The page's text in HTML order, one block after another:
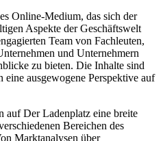
Online-Medium, das sich der
Aspekte der Geschäftswelt
Team von Fachleuten,
und Unternehmern
zu bieten. Die Inhalte sind
ausgewogene Perspektive auf
auf Der Ladenplatz eine breite
Bereichen des
Marktanalysen über